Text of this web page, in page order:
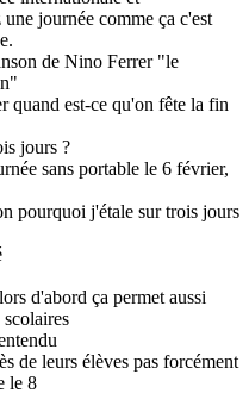
journée comme ça c'est
de Nino Ferrer "le
quand est-ce qu'on fête la fin
jours ?
sans portable le 6 février,
pourquoi j'étale sur trois jours
d'abord ça permet aussi
de leurs élèves pas forcément
le 8